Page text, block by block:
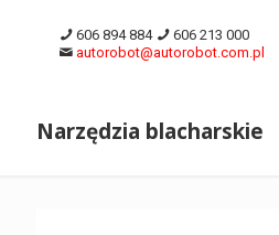
606 894 884
606 213 000
autorobot@autorobot.com.pl
Narzędzia blacharskie